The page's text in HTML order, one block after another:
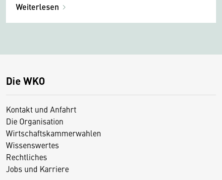
Weiterlesen
Die WKO
Kontakt und Anfahrt
Die Organisation
Wirtschaftskammerwahlen
Wissenswertes
Rechtliches
Jobs und Karriere